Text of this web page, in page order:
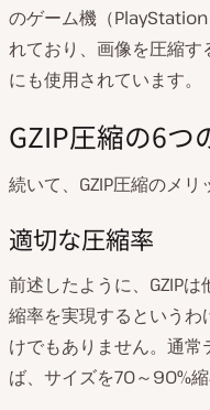
のゲーム機（
れており、画像を圧縮す
にも使用されています。
GZIP圧縮の6つ
続いて、GZIP圧縮のメリ
適切な圧縮率
前述したように、GZIP
縮率を実現するという
けでもありません。通
ば、サイズを70～90%縮